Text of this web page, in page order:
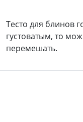
Тесто для блинов
густоватым, то
перемешать.